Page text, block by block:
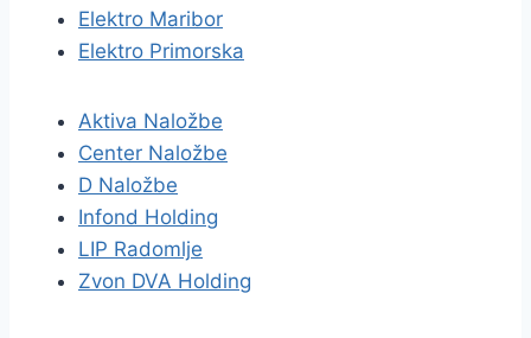
Elektro Maribor
Elektro Primorska
Aktiva Naložbe
Center Naložbe
D Naložbe
Infond Holding
LIP Radomlje
Zvon DVA Holding